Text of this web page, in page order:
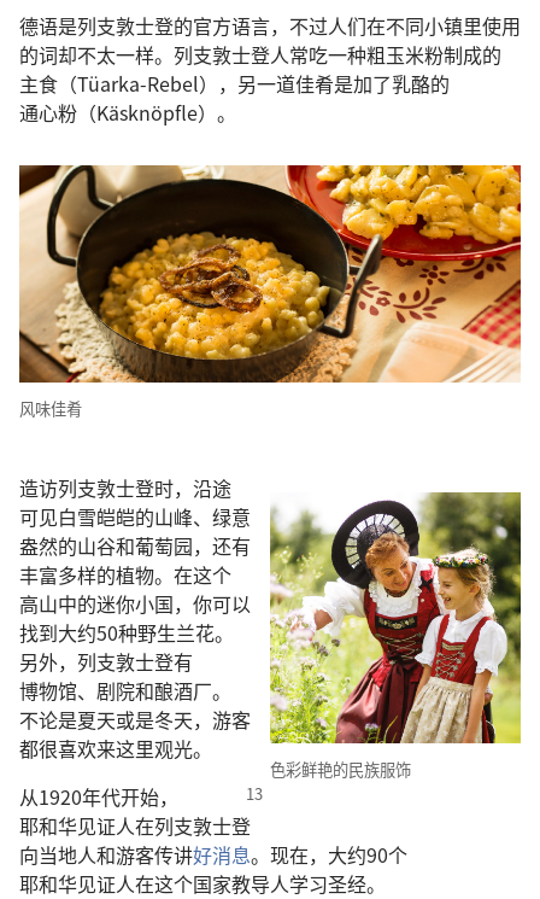
德语是列支敦士登的官方语言， 不过人们在不同小镇里使用
的词却不太一样。 列支敦士登人常吃一种粗玉米粉制成的
主食 （Tüarka-Rebel）， 另一道佳肴是加了乳酪的
通心粉 （Käsknöpfle）。
风味佳肴
色彩鲜艳的民族服饰
造访列支敦士登时， 沿途
可见白雪皑皑的山峰、 绿意
盎然的山谷和葡萄园， 还有
丰富多样的植物。 在这个
高山中的迷你小国， 你可以
找到大约50种野生兰花。
另外， 列支敦士登有
博物馆、 剧院和酿酒厂。
不论是夏天或是冬天， 游客
都很喜欢来这里观光。
从1920年代开始，
耶和华见证人在列支敦士登
向当地人和游客传讲好消息。 现在， 大约90个
耶和华见证人在这个国家教导人学习圣经。